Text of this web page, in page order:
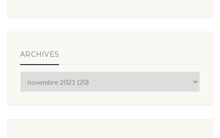
ARCHIVES